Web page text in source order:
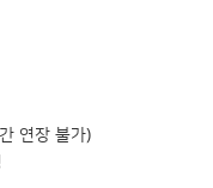
연장 불가)